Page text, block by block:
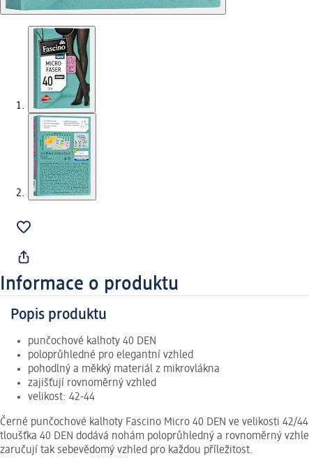
Informace o produktu
Popis produktu
punčochové kalhoty 40 DEN
poloprůhledné pro elegantní vzhled
pohodlný a měkký materiál z mikrovlákna
zajišťují rovnoměrný vzhled
velikost: 42-44
Černé punčochové kalhoty Fascino Micro 40 DEN ve velikosti
tloušťka 40 DEN dodává nohám poloprůhledný a rovnoměrný
zaručují tak sebevědomý vzhled pro každou příležitost.